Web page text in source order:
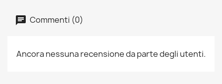
Commenti (0)
Ancora nessuna recensione da parte degli utenti.